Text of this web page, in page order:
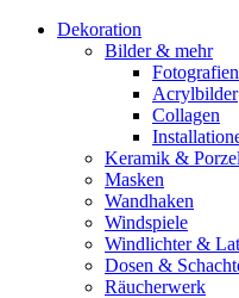
Dekoration
Bilder & mehr
Fotografien
Acrylbilder
Collagen
Keramik &
Masken
Wandhaken
Windspiele
Windlichter &
Dosen &
Räucherwerk